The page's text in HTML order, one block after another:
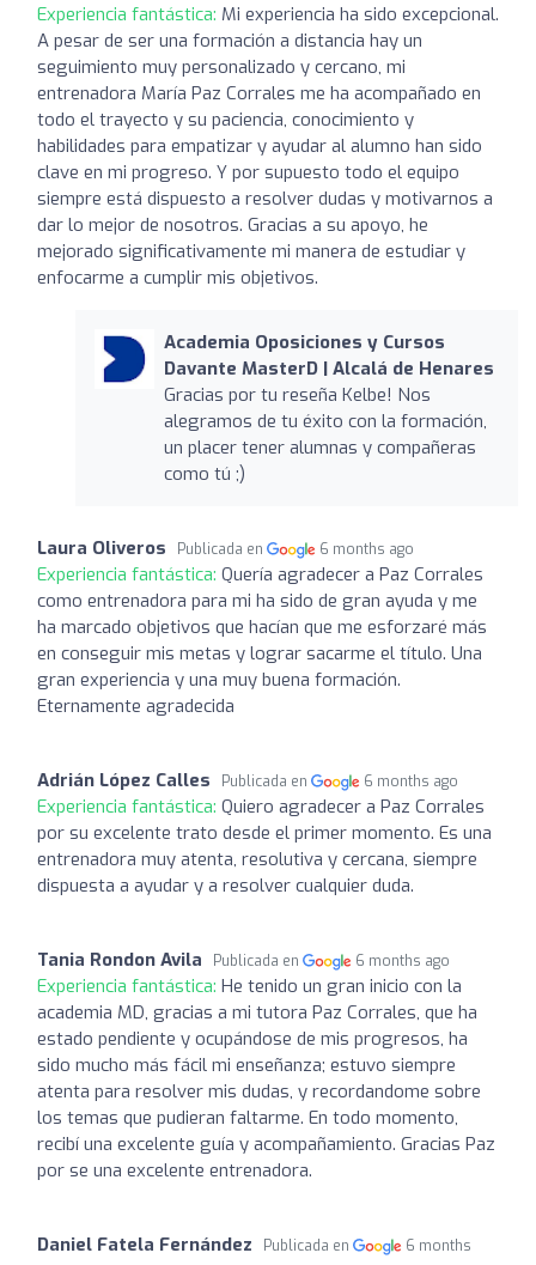
Experiencia fantástica: Mi experiencia ha sido excepcional.
A pesar de ser una formación a distancia hay un
seguimiento muy personalizado y cercano, mi
entrenadora María Paz Corrales me ha acompañado en
todo el trayecto y su paciencia, conocimiento y
habilidades para empatizar y ayudar al alumno han sido
clave en mi progreso. Y por supuesto todo el equipo
siempre está dispuesto a resolver dudas y motivarnos a
dar lo mejor de nosotros. Gracias a su apoyo, he
mejorado significativamente mi manera de estudiar y
enfocarme a cumplir mis objetivos.
Academia Oposiciones y Cursos
Davante MasterD | Alcalá de Henares
Gracias por tu reseña Kelbe! Nos
alegramos de tu éxito con la formación,
un placer tener alumnas y compañeras
como tú ;)
Laura Oliveros Publicada en 6 months ago
Experiencia fantástica: Quería agradecer a Paz Corrales
como entrenadora para mi ha sido de gran ayuda y me
ha marcado objetivos que hacían que me esforzaré más
en conseguir mis metas y lograr sacarme el título. Una
gran experiencia y una muy buena formación.
Eternamente agradecida
Adrián López Calles Publicada en 6 months ago
Experiencia fantástica: Quiero agradecer a Paz Corrales
por su excelente trato desde el primer momento. Es una
entrenadora muy atenta, resolutiva y cercana, siempre
dispuesta a ayudar y a resolver cualquier duda.
Tania Rondon Avila Publicada en 6 months ago
Experiencia fantástica: He tenido un gran inicio con la
academia MD, gracias a mi tutora Paz Corrales, que ha
estado pendiente y ocupándose de mis progresos, ha
sido mucho más fácil mi enseñanza; estuvo siempre
atenta para resolver mis dudas, y recordandome sobre
los temas que pudieran faltarme. En todo momento,
recibí una excelente guía y acompañamiento. Gracias Paz
por se una excelente entrenadora.
Daniel Fatela Fernández Publicada en
6 months